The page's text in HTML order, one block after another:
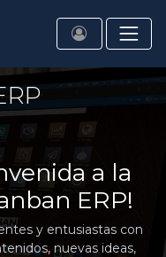
a la
ERP!
y entusiastas con
nuevas ideas,